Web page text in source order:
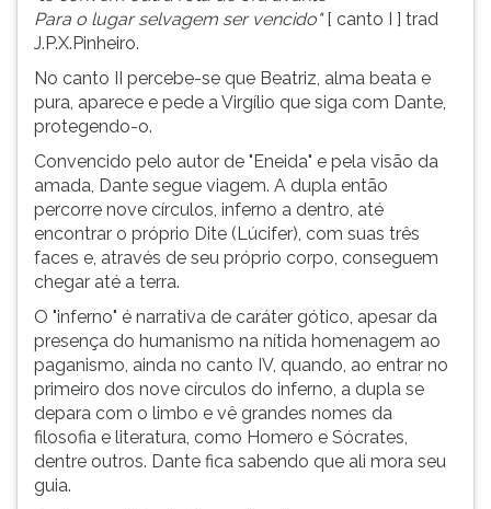
Para o lugar selvagem ser vencido"[ canto I ] trad
J.P.X.Pinheiro.
No canto II percebe-se que Beatriz, alma beata e
pura, aparece e pede a Virgílio que siga com Dante,
protegendo-o.
Convencido pelo autor de "Eneida" e pela visão da
amada, Dante segue viagem. A dupla então
percorre nove círculos, inferno a dentro, até
encontrar o próprio Dite (Lúcifer), com suas três
faces e, através de seu próprio corpo, conseguem
chegar até a terra.
O "inferno" é narrativa de caráter gótico, apesar da
presença do humanismo na nítida homenagem ao
paganismo, ainda no canto IV, quando, ao entrar no
primeiro dos nove círculos do inferno, a dupla se
depara com o limbo e vê grandes nomes da
filosofia e literatura, como Homero e Sócrates,
dentre outros. Dante fica sabendo que ali mora seu
guia.